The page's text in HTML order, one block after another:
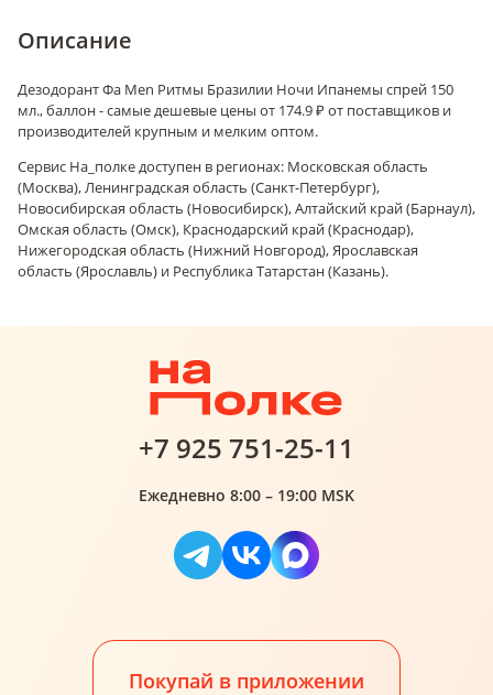
Описание
Дезодорант Фа Men Ритмы Бразилии Ночи Ипанемы спрей 150
мл., баллон - самые дешевые цены от 174.9 ₽ от поставщиков и
производителей крупным и мелким оптом.
Сервис На_полке доступен в регионах: Московская область
(Москва), Ленинградская область (Санкт-Петербург),
Новосибирская область (Новосибирск), Алтайский край (Барнаул),
Омская область (Омск), Краснодарский край (Краснодар),
Нижегородская область (Нижний Новгород), Ярославская
область (Ярославль) и Республика Татарстан (Казань).
+7 925 751-25-11
Ежедневно 8:00 – 19:00 MSK
Покупай в приложении